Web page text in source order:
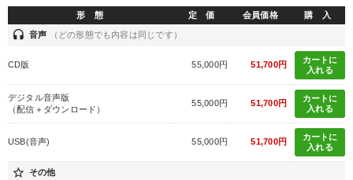
タル版（音声／動画ストリーミング・ダウンロード）
目的別
財務・数字力の向上 経営体系を学びたい
後継者に聞かせたい
形 態 定 価 会員価格 購 入
headset 音声 （どの形態でも内容は同じです）
CD版 55,000円 51,700円
カートに
入れる
デジタル音声版
（配信＋ダウンロード）
55,000円 51,700円
カートに
入れる
USB(音声) 55,000円 51,700円
カートに
入れる
star_border その他